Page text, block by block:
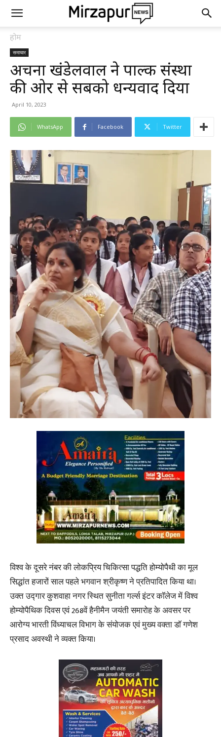
होम
समाचार
अर्चना खंडेलवाल ने पाल्क संस्था
की ओर से सबको धन्यवाद दिया
April 10, 2023
WhatsApp Facebook Twitter
विश्व के दूसरे नंबर की लोकप्रिय चिकित्सा पद्धति होम्योपैथी का मूल
सिद्धांत हजारों साल पहले भगवान श्रीकृष्ण ने प्रतिपादित किया था।
उक्त उद्गार कुशवाहा नगर स्थित सुनीता गर्ल्स इंटर कॉलेज में विश्व
होम्योपैथिक दिवस एवं 268वें हैनीमैन जयंती समारोह के अवसर पर
आरोग्य भारती विंध्याचल विभाग के संयोजक एवं मुख्य वक्ता डॉ गणेश
प्रसाद अवस्थी ने व्यक्त किया।